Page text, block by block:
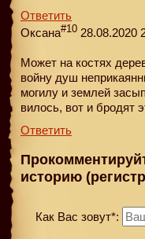
Ответить
Оксана#10 28.08.2020
Может на костях
войну душ
могилу и землей
вилось, вот и бродят
Ответить
историю
Как Вас зовут*: